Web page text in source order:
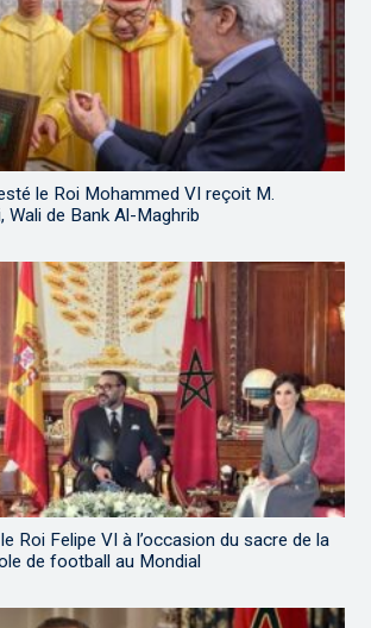
le Roi Mohammed VI reçoit M.
Wali de Bank Al-Maghrib
Roi Felipe VI à l’occasion du sacre de la
de football au Mondial